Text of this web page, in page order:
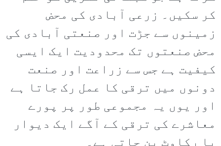
کر سکیں۔ زرعی آبادی کی محض
زمینوں سے جڑت اور صنعتی آبادی کی
محض صنعتوں تک محدودیت ایک ایسی
کیفیت ہے جس سے زراعت اور صنعت
دونوں میں ترقی کا عمل رک جاتا ہے
اور یوں یہ مجموعی طور پر پورے
معاشرے کی ترقی کے آگے ایک دیوار